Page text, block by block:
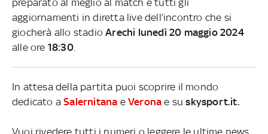
aggiornamenti in diretta live dell’incontro che si
giocherà allo stadioArechi lunedì 20 maggio 2024
alle ore 18:30.
In attesa della partita puoi scoprire il mondo
dedicato aSalernitana eVerona e suskysport.it.
Vuoi rivedere tutti i numeri o leggere le ultime news